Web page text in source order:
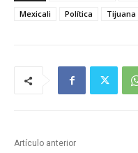
Mexicali
Política Tijuana
Artículo anterior